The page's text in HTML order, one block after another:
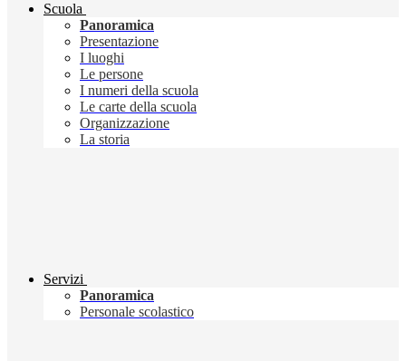
Scuola
Panoramica
Presentazione
I luoghi
Le persone
I numeri della scuola
Le carte della scuola
Organizzazione
La storia
Servizi
Panoramica
Personale scolastico